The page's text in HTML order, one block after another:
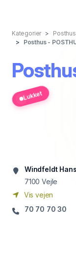
Kategorier
Posthus -
Lukket
Windfeldt
7100 Vejle
Vis vejen
70 70 70 30